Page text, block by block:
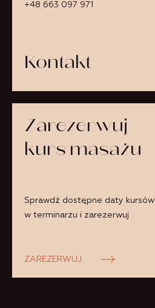
+48 663 097 971
Kontakt
Zarezerwuj
kurs masażu
Sprawdź dostępne daty kursów
w terminarzu i zarezerwuj
ZAREZERWUJ